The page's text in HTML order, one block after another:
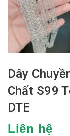
Dây
Chất S99
DTE
Liên hệ